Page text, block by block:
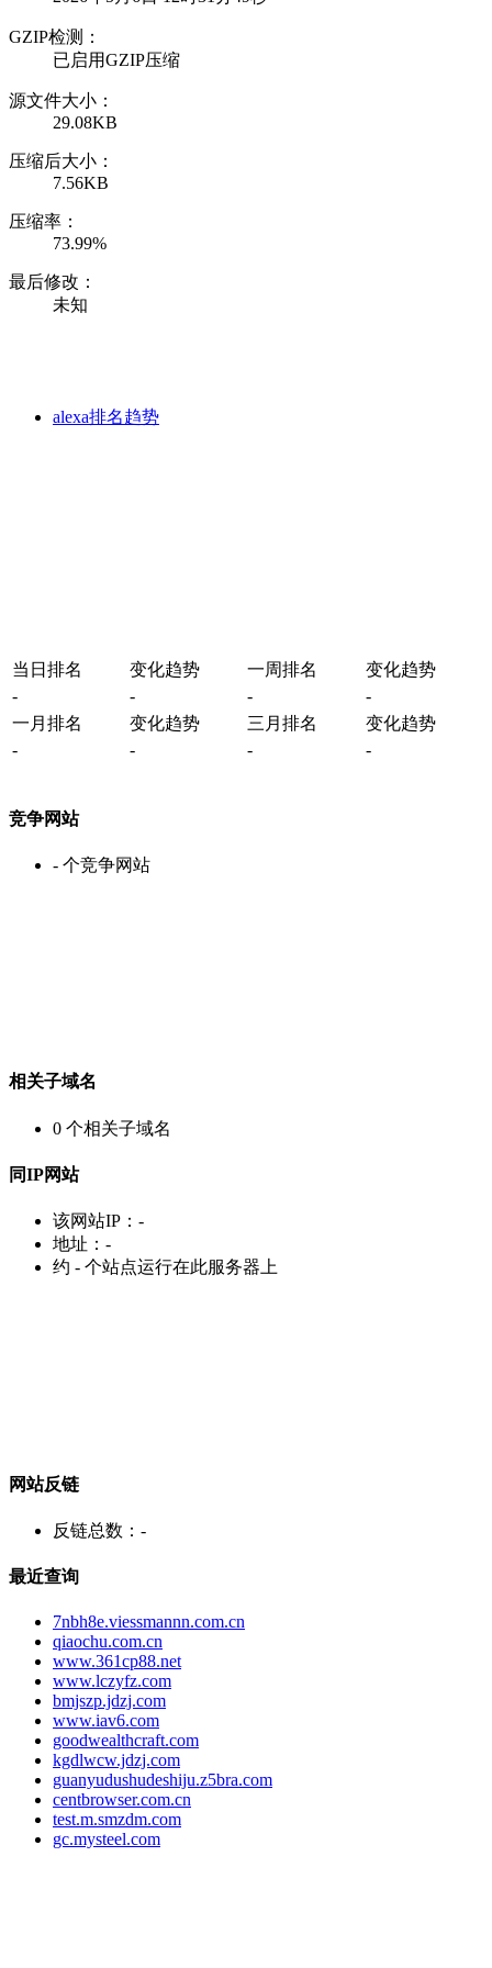
GZIP检测：
已启用GZIP压缩
源文件大小：
29.08KB
压缩后大小：
7.56KB
压缩率：
73.99%
最后修改：
未知
alexa排名趋势
当日排名 变化趋势 一周排名
变化趋势
-
- -
-
一月排名
变化趋势 三月排名
变化趋势
-
- - -
竞争网站
- 个竞争网站
相关子域名
0 个相关子域名
同IP网站
该网站IP： -
地址： -
约 - 个站点运行在此服务器上
网站反链
反链总数： -
最近查询
7nbh8e.viessmannn.com.cn
qiaochu.com.cn
www.361cp88.net
www.lczyfz.com
bmjszp.jdzj.com
www.iav6.com
goodwealthcraft.com
kgdlwcw.jdzj.com
guanyudushudeshiju.z5bra.com
centbrowser.com.cn
test.m.smzdm.com
gc.mysteel.com